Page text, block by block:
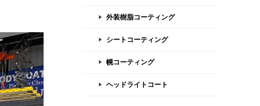
外装樹脂コーティング
シートコーティング
幌コーティング
ヘッドライトコート